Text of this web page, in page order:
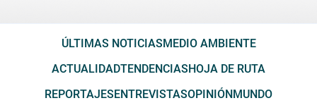
ÚLTIMAS NOTICIASMEDIO AMBIENTE
ACTUALIDADTENDENCIASHOJA DE RUTA
REPORTAJESENTREVISTASOPINIÓNMUNDO